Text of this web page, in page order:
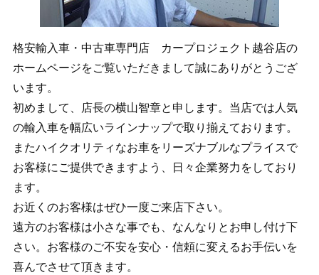
格安輸入車・中古車専門店 カープロジェクト越谷店の
ホームページをご覧いただきまして誠にありがとうござ
います。
初めまして、店長の横山智章と申します。当店では人気
の輸入車を幅広いラインナップで取り揃えております。
またハイクオリティなお車をリーズナブルなプライスで
お客様にご提供できますよう、日々企業努力をしており
ます。
お近くのお客様はぜひ一度ご来店下さい。
遠方のお客様は小さな事でも、なんなりとお申し付け下
さい。お客様のご不安を安心・信頼に変えるお手伝いを
喜んでさせて頂きます。